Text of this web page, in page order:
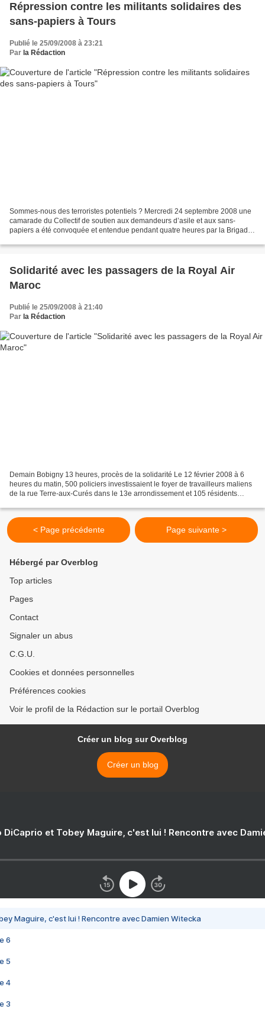
Répression contre les militants solidaires des
sans-papiers à Tours
Publié le 25/09/2008 à 23:21
Par la Rédaction
Sommes-nous des terroristes potentiels ? Mercredi 24 septembre 2008 une
camarade du Collectif de soutien aux demandeurs d’asile et aux sans-
papiers a été convoquée et entendue pendant quatre heures par la Brigade
Solidarité avec les passagers de la Royal Air
Maroc
Publié le 25/09/2008 à 21:40
Par la Rédaction
Demain Bobigny 13 heures, procès de la solidarité Le 12 février 2008 à 6
heures du matin, 500 policiers investissaient le foyer de travailleurs maliens
de la rue Terre-aux-Curés dans le 13e arrondissement et 105 résidents
< Page précédente Page suivante >
Hébergé par Overblog
Top articles
Pages
Contact
Signaler un abus
C.G.U.
Cookies et données personnelles
Préférences cookies
Voir le profil de la Rédaction sur le portail Overblog
Créer un blog sur Overblog
Créer un blog
DiCaprio et Tobey Maguire, c'est lui ! Rencontre avec
Maguire, c'est lui ! Rencontre avec Damien Witecka
6
5
4
3